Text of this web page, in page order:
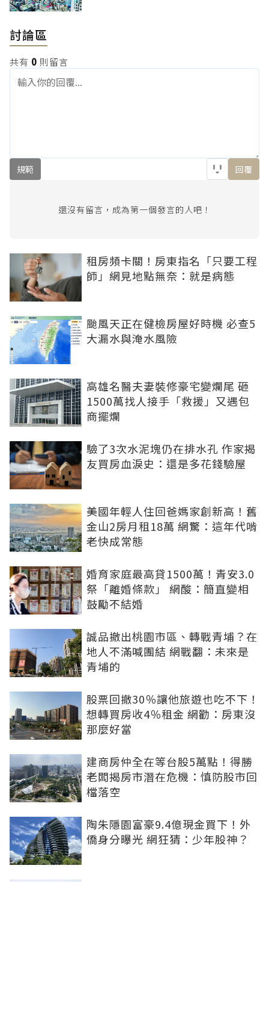
討論區
共有 0 則留言
規範 回覆
還沒有留言，成為第一個發言的人吧！
租房頻卡關！房東指名「只要工程
師」網見地點無奈：就是病態
颱風天正在健檢房屋好時機 必查5
大漏水與淹水風險
高雄名醫夫妻裝修豪宅變爛尾 砸
1500萬找人接手「救援」又遇包
商擺爛
驗了3次水泥塊仍在排水孔 作家揭
友買房血淚史：還是多花錢驗屋
美國年輕人住回爸媽家創新高！舊
金山2房月租18萬 網驚：這年代啃
老快成常態
婚育家庭最高貸1500萬！青安3.0
祭「離婚條款」 網酸：簡直變相
鼓勵不結婚
誠品撤出桃園市區、轉戰青埔？在
地人不滿喊團結 網戰翻：未來是
青埔的
股票回撤30％讓他旅遊也吃不下！
想轉買房收4％租金 網勸：房東沒
那麼好當
建商房仲全在等台股5萬點！得勝
老闆揭房市潛在危機：慎防股市回
檔落空
陶朱隱園富豪9.4億現金買下！外
僑身分曝光 網狂猜：少年股神？